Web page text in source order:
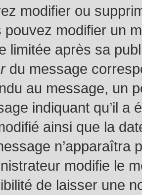
modifier ou
pouvez modifier un
limitée après sa
du message
au message, un
indiquant qu’il a
ainsi que la
n’apparaîtra
modifie le
de laisser une